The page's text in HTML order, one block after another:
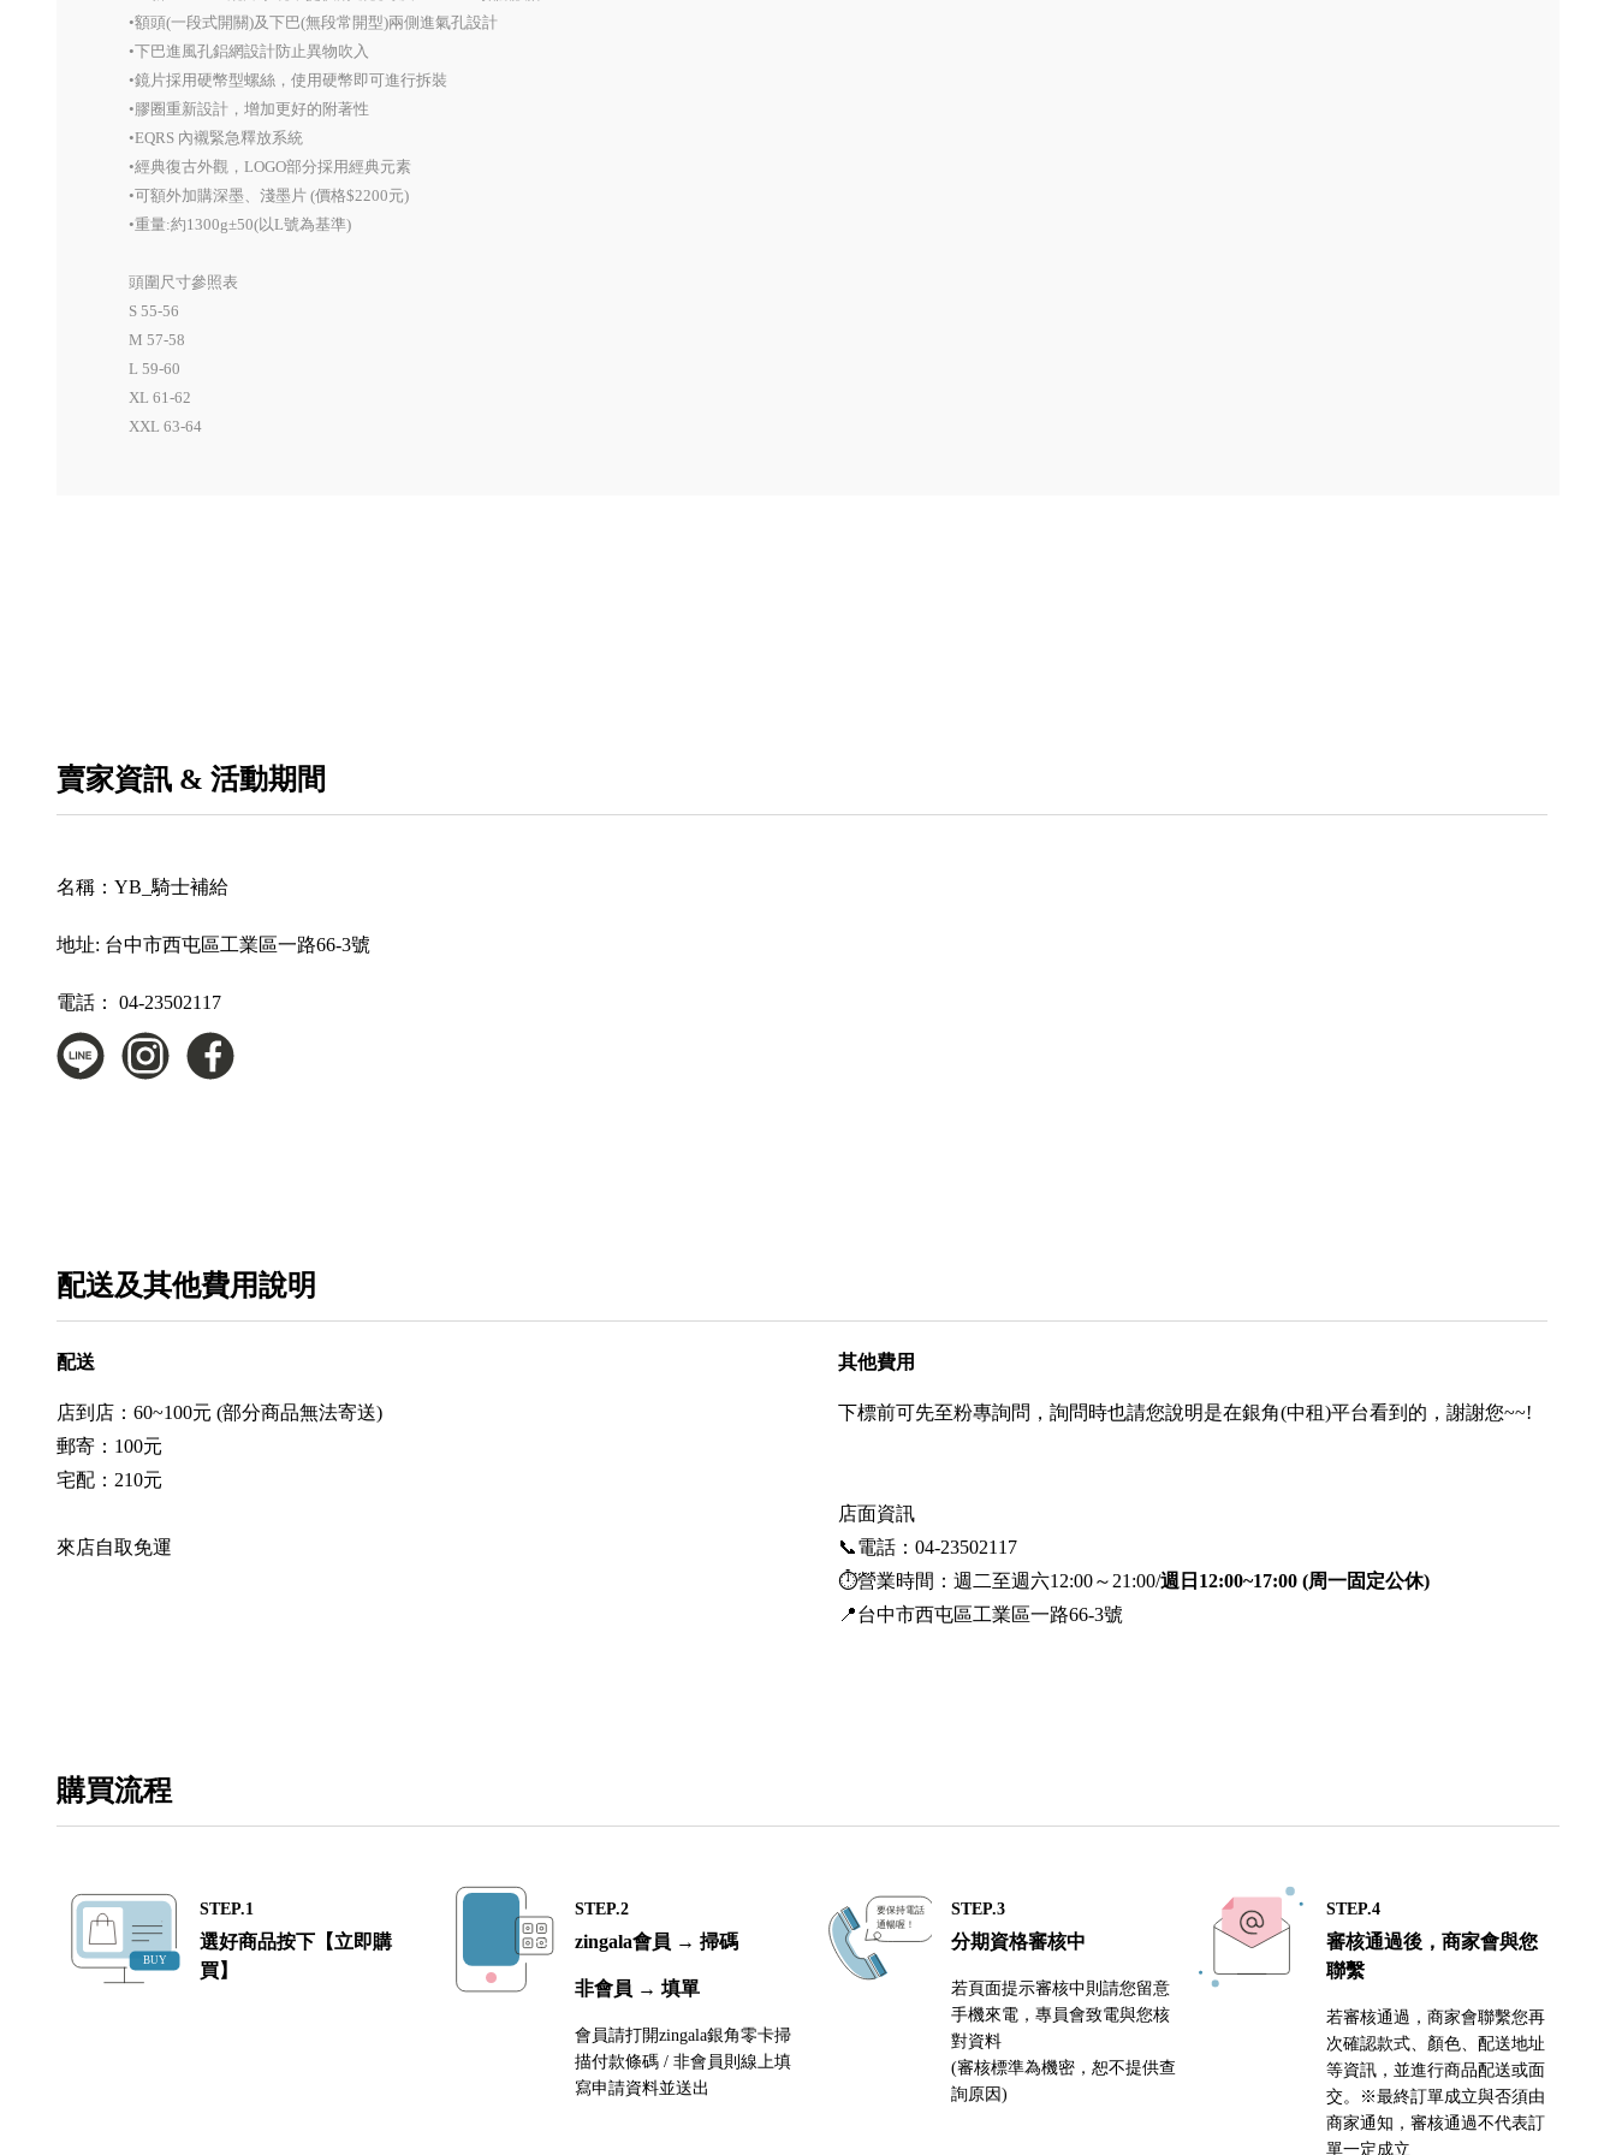
•額頭(一段式開關)及下巴(無段常開型)兩側進氣孔設計
•下巴進風孔鋁網設計防止異物吹入
•鏡片採用硬幣型螺絲，使用硬幣即可進行拆裝
•膠圈重新設計，增加更好的附著性
•EQRS 內襯緊急釋放系統
•經典復古外觀，LOGO部分採用經典元素
•可額外加購深墨、淺墨片 (價格$2200元)
•重量:約1300g±50(以L號為基準)
頭圍尺寸參照表
S 55-56
M 57-58
L 59-60
XL 61-62
XXL 63-64
賣家資訊 & 活動期間
名稱： YB_騎士補給
地址: 台中市西屯區工業區一路66-3號
電話： 04-23502117
配送及其他費用說明
配送
店到店：60~100元 (部分商品無法寄送)
郵寄：100元
宅配：210元
來店自取免運
其他費用
下標前可先至粉專詢問，詢問時也請您說明是在銀角(中租)平台看到的，謝謝您~~!
店面資訊
📞電話：04-23502117
⏱營業時間：週二至週六12:00～21:00/週日12:00~17:00 (周一固定公休)
📍台中市西屯區工業區一路66-3號
購買流程
STEP.1
選好商品按下【立即購
買】
STEP.2
zingala會員 → 掃碼
非會員 → 填單
會員請打開zingala銀角零卡掃
描付款條碼 / 非會員則線上填
寫申請資料並送出
STEP.3
分期資格審核中
若頁面提示審核中則請您留意
手機來電，專員會致電與您核
對資料
(審核標準為機密，恕不提供查
詢原因)
STEP.4
審核通過後，商家會與您
聯繫
若審核通過，商家會聯繫您再
次確認款式、顏色、配送地址
等資訊，並進行商品配送或面
交。※最終訂單成立與否須由
商家通知，審核通過不代表訂
單一定成立